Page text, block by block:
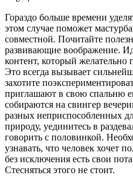
Гораздо больше времени
этом случае поможет
совместной. Почитайте
развивающие воображение.
контент, который желательно
Это всегда вызывает
захотите
приглашают в свою спальню
собираются на свингер
разных неприспособленных
природу, уединитесь в
говорить с половинкой.
узнавать, что человек хочет
без исключения есть свои
Стесняться этого не стоит.